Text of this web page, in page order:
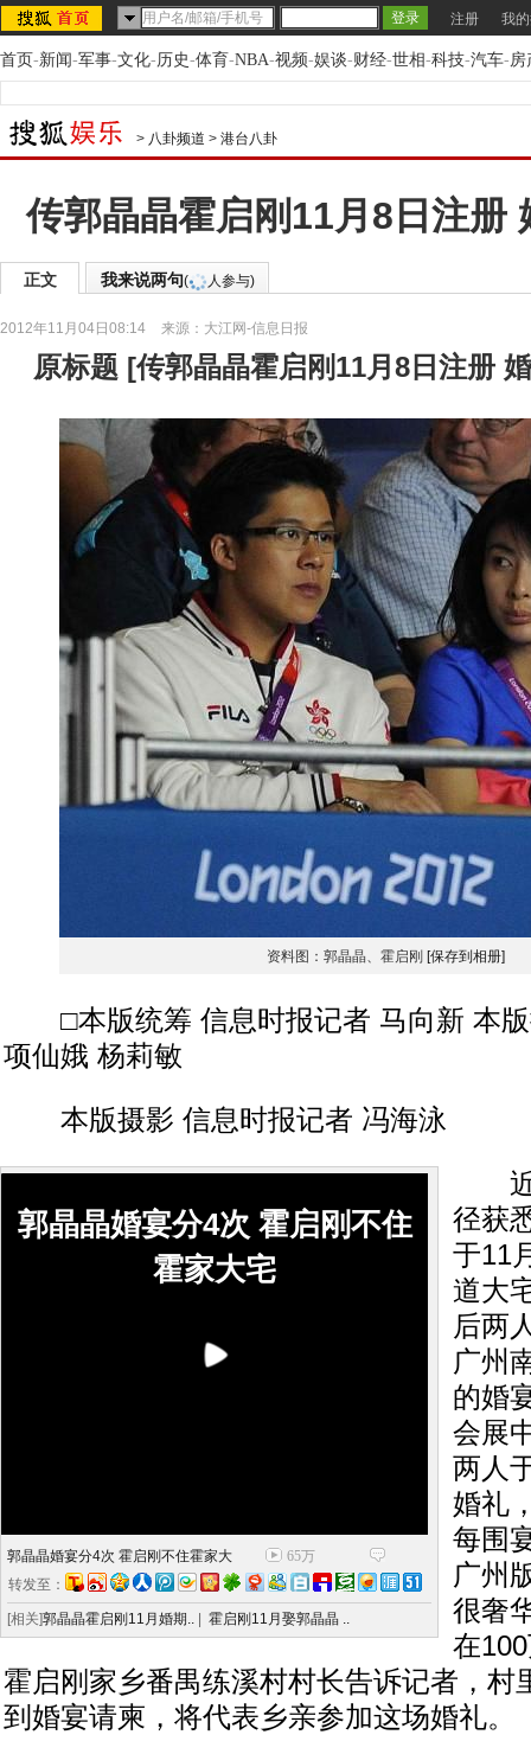
注册 我
首页-新闻-军事-文化-历史-体育-NBA-视频-娱谈-财经-世相-科技-汽车-房
> 八卦频道 > 港台八卦
传郭晶晶霍启刚11月8日注册
正文 我来说两句( 人参与)
2012年11月04日08:14 来源： 大江网-信息日报
原标题 [传郭晶晶霍启刚11月8日注册
资料图：郭晶晶、霍启刚 [保存到相册]
□本版统筹 信息时报记者 马向新 本版
项仙娥 杨莉敏
本版摄影 信息时报记者 冯海泳
郭晶晶婚宴分4次 霍启刚不住
霍家大宅
郭晶晶婚宴分4次 霍启刚不住霍家大
65万
转发至：
[相关]郭晶晶霍启刚11月婚期.. 霍启刚11月娶郭晶晶 ..
近
径获
于11
道大
后两
广州
的婚
会展
两人
婚礼
每围
广州
很奢
在
霍启刚家乡番禺练溪村村长告诉记者，村
到婚宴请柬，将代表乡亲参加这场婚礼。